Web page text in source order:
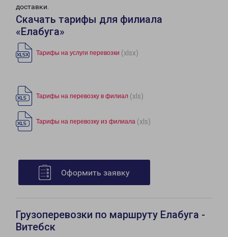
доставки.
Скачать тарифы для филиала
«Елабуга»
Тарифы на услуги перевозки (xlsx)
Тарифы на перевозку в филиал (xls)
Тарифы на перевозку из филиала (xls)
Оформить заявку
Грузоперевозки по маршруту Елабуга -
Витебск